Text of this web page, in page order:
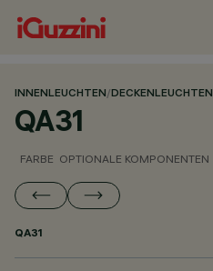
INNENLEUCHTEN/DECKENLEUCHTEN
QA31
FARBE OPTIONALE KOMPONENTEN
QA31